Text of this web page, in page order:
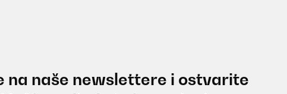
na naše newslettere i ostvarite